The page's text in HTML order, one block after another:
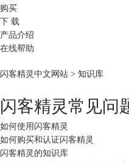
购买
下 载
产品介绍
在线帮助
闪客精灵中文网站 > 知识库
闪客精灵常见问
如何使用闪客精灵
如何购买和认证闪客精灵
闪客精灵的知识库